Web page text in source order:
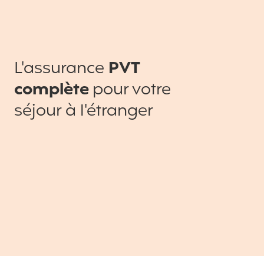
L'assurance PVT
complètepour votre
séjour à l'étranger